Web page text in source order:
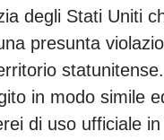
degli Stati Uniti
presunta
statunitense.
in modo simile
di uso ufficiale in